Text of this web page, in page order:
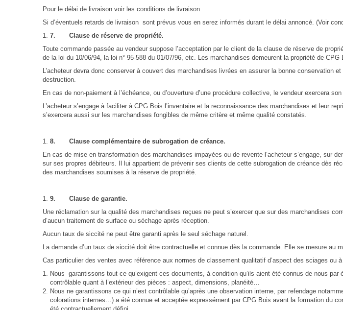
Pour le délai de livraison voir les conditions de livraison
Si d’éventuels retards de livraison sont prévus vous en serez informés durant le délai annoncé. (Voir
7. Clause de réserve de propriété.
Toute commande passée au vendeur suppose l’acceptation par le client de la clause de réserve de
de la loi du 10/06/94, la loi n° 95-588 du 01/07/96, etc. Les marchandises demeurent la propriété de CPG
L’acheteur devra donc conserver à couvert des marchandises livrées en assurer la bonne conservation
destruction.
En cas de non-paiement à l’échéance, ou d’ouverture d’une procédure collective, le vendeur exercera
L’acheteur s’engage à faciliter à CPG Bois l’inventaire et la reconnaissance des marchandises et leur
s’exercera aussi sur les marchandises fongibles de même critère et même qualité constatés.
8. Clause complémentaire de subrogation de créance.
En cas de mise en transformation des marchandises impayées ou de revente l’acheteur s’engage, sur
sur ses propres débiteurs. Il lui appartient de prévenir ses clients de cette subrogation de créance dès
des marchandises soumises à la réserve de propriété.
9. Clause de garantie.
Une réclamation sur la qualité des marchandises reçues ne peut s’exercer que sur des marchandises
d’aucun traitement de surface ou séchage après réception.
Aucun taux de siccité ne peut être garanti après le seul séchage naturel.
La demande d’un taux de siccité doit être contractuelle et connue dès la commande. Elle se mesure au
Cas particulier des ventes avec référence aux normes de classement qualitatif d’aspect des sciages ou
Nous garantissons tout ce qu’exigent ces documents, à condition qu’ils aient été connus de nous
contrôlable quant à l’extérieur des pièces : aspect, dimensions, planéité…
Nous ne garantissons ce qui n’est contrôlable qu’après une observation interne, par refendage
colorations internes…) a été connue et acceptée expressément par CPG Bois avant la formation du